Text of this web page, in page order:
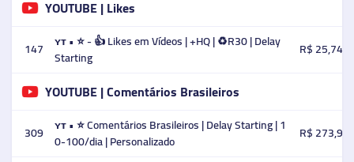
YOUTUBE | Likes
147 ʏᴛ • ⭐ - 👍 Likes em Vídeos | +HQ | ♻️R30 | Delay
Starting
R$ 25,74
YOUTUBE | Comentários Brasileiros
309 ʏᴛ • ⭐ Comentários Brasileiros | Delay Starting | 1
0-100/dia | Personalizado
R$ 273,90